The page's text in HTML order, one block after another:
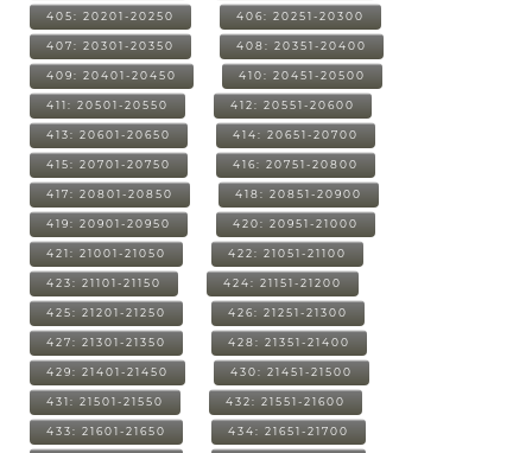
405: 20201-20250 406: 20251-20300
407: 20301-20350 408: 20351-20400
409: 20401-20450 410: 20451-20500
411: 20501-20550 412: 20551-20600
413: 20601-20650 414: 20651-20700
415: 20701-20750 416: 20751-20800
417: 20801-20850 418: 20851-20900
419: 20901-20950 420: 20951-21000
421: 21001-21050 422: 21051-21100
423: 21101-21150 424: 21151-21200
425: 21201-21250 426: 21251-21300
427: 21301-21350 428: 21351-21400
429: 21401-21450 430: 21451-21500
431: 21501-21550 432: 21551-21600
433: 21601-21650 434: 21651-21700